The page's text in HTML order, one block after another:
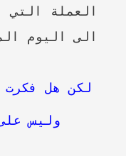
العملة التي
الى اليوم
لكن هل فكرت
وليس